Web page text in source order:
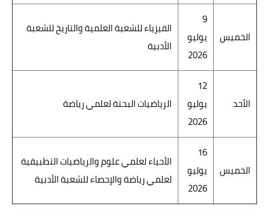
الخميس
9
يوليو
2026
الفيزياء للشعبة العلمية والتاريخ للشعبة
الأدبية
الأحد
12
يوليو
2026
الرياضيات البحتة لعلمي رياضة
الخميس
16
يوليو
2026
الأحياء لعلمي علوم والرياضيات التطبيقية
لعلمي رياضة والإحصاء للشعبة الأدبية